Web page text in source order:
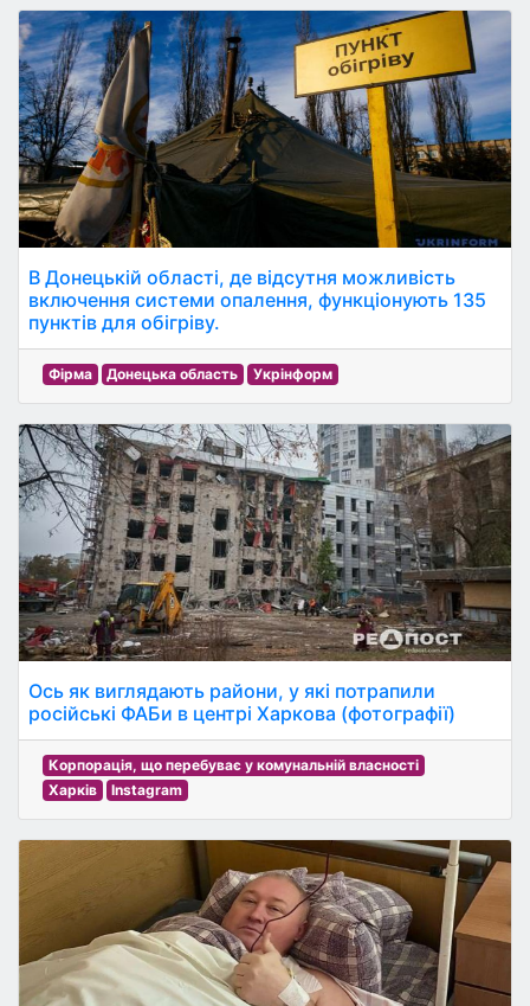
В Донецькій області, де відсутня можливість
включення системи опалення, функціонують 135
пунктів для обігріву.
Фірма Донецька область Укрінформ
Ось як виглядають райони, у які потрапили
російські ФАБи в центрі Харкова (фотографії)
Корпорація, що перебуває у комунальній власності
Харків
Instagram